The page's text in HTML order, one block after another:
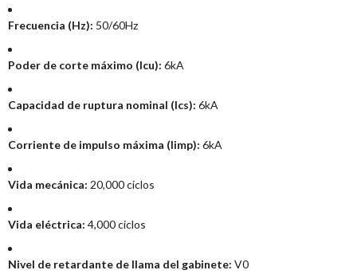
Frecuencia (Hz): 50/60Hz
Poder de corte máximo (Icu): 6kA
Capacidad de ruptura nominal (Ics): 6kA
Corriente de impulso máxima (Iimp): 6kA
Vida mecánica: 20,000 ciclos
Vida eléctrica: 4,000 ciclos
Nivel de retardante de llama del gabinete: V0